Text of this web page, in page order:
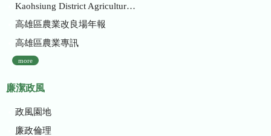
Kaohsiung District Agricultural Research and Extension Station
高雄區農業改良場年報
高雄區農業專訊
more
廉潔政風
政風園地
廉政倫理